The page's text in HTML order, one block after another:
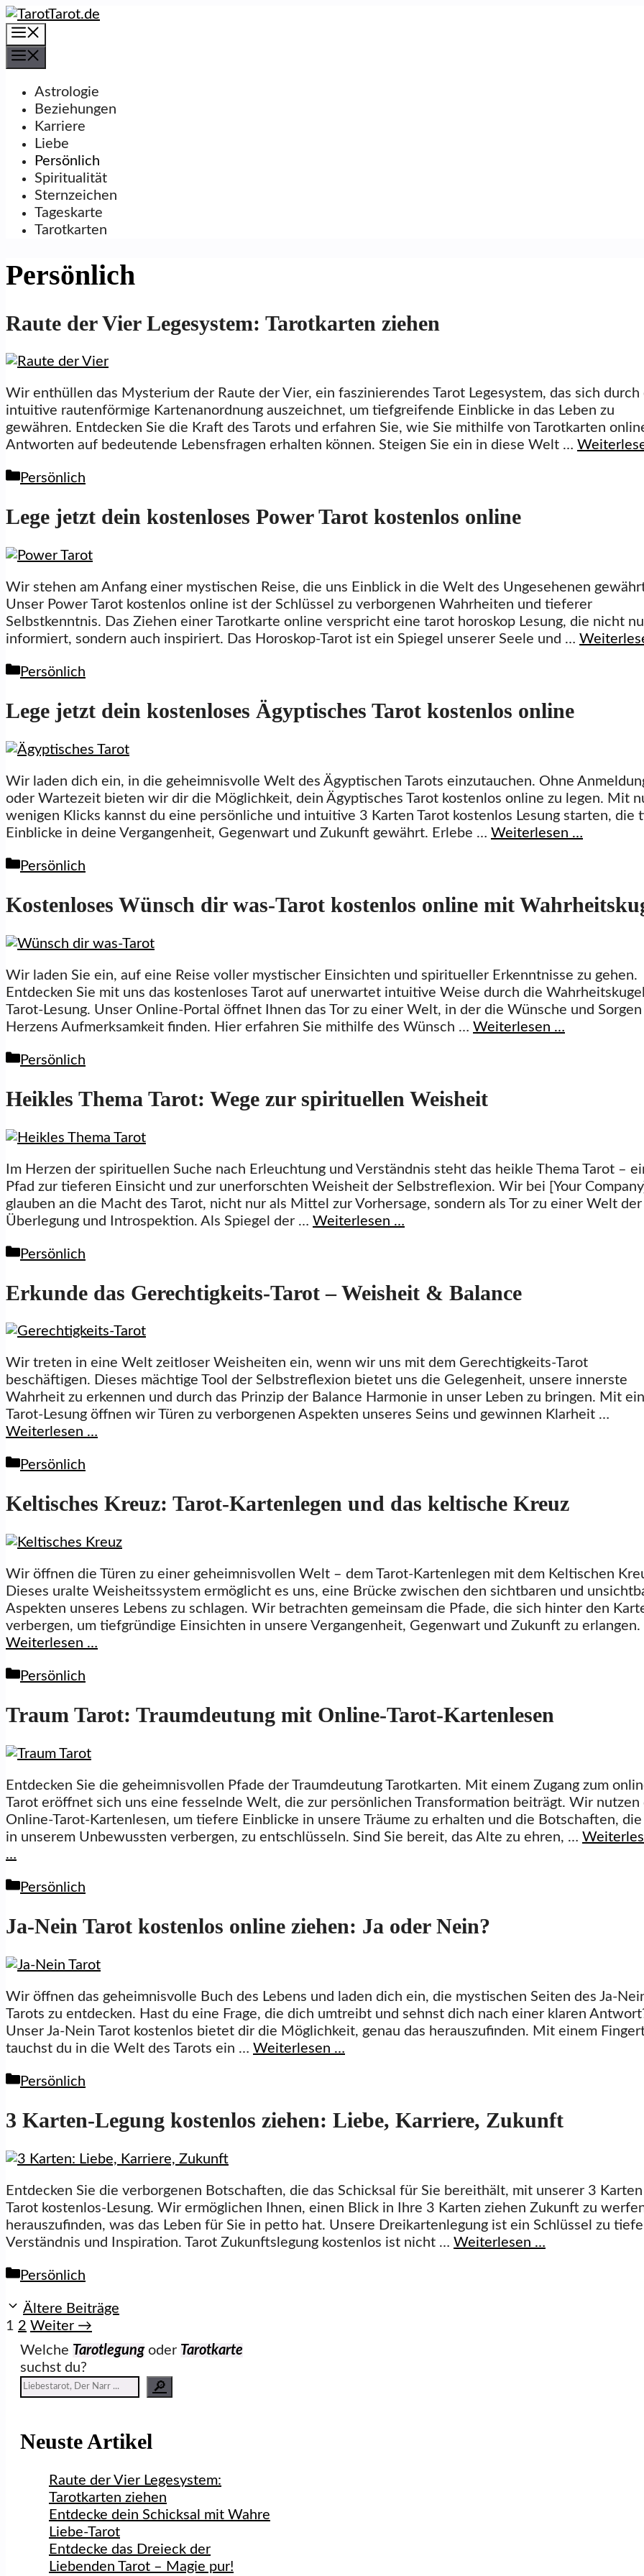
Zum
Inhalt
springen
Astrologie
Beziehungen
Karriere
Liebe
Persönlich
Spiritualität
Sternzeichen
Tageskarte
Tarotkarten
Persönlich
Raute der Vier Legesystem: Tarotkarten ziehen
Wir enthüllen das Mysterium der Raute der Vier, ein faszinierendes Tarot Legesystem, das sich durch
intuitive rautenförmige Kartenanordnung auszeichnet, um tiefgreifende Einblicke in das Leben zu
gewähren. Entdecken Sie die Kraft des Tarots und erfahren Sie, wie Sie mithilfe von Tarotkarten
Antworten auf bedeutende Lebensfragen erhalten können. Steigen Sie ein in diese Welt …
Kategorien
Persönlich
Lege jetzt dein kostenloses Power Tarot kostenlos online
Wir stehen am Anfang einer mystischen Reise, die uns Einblick in die Welt des Ungesehenen
Unser Power Tarot kostenlos online ist der Schlüssel zu verborgenen Wahrheiten und tieferer
Selbstkenntnis. Das Ziehen einer Tarotkarte online verspricht eine tarot horoskop Lesung, die nicht
informiert, sondern auch inspiriert. Das Horoskop-Tarot ist ein Spiegel unserer Seele und …
Kategorien
Persönlich
Lege jetzt dein kostenloses Ägyptisches Tarot kostenlos online
Wir laden dich ein, in die geheimnisvolle Welt des Ägyptischen Tarots einzutauchen. Ohne
oder Wartezeit bieten wir dir die Möglichkeit, dein Ägyptisches Tarot kostenlos online zu legen. Mit
wenigen Klicks kannst du eine persönliche und intuitive 3 Karten Tarot kostenlos Lesung starten, die
Einblicke in deine Vergangenheit, Gegenwart und Zukunft gewährt. Erlebe … Weiterlesen …
Kategorien
Persönlich
Kostenloses Wünsch dir was-Tarot kostenlos online mit
Wir laden Sie ein, auf eine Reise voller mystischer Einsichten und spiritueller Erkenntnisse zu gehen.
Entdecken Sie mit uns das kostenloses Tarot auf unerwartet intuitive Weise durch die Wahrheitskugel
Tarot-Lesung. Unser Online-Portal öffnet Ihnen das Tor zu einer Welt, in der die Wünsche und Sorgen
Herzens Aufmerksamkeit finden. Hier erfahren Sie mithilfe des Wünsch … Weiterlesen …
Kategorien
Persönlich
Heikles Thema Tarot: Wege zur spirituellen Weisheit
Im Herzen der spirituellen Suche nach Erleuchtung und Verständnis steht das heikle Thema Tarot –
Pfad zur tieferen Einsicht und zur unerforschten Weisheit der Selbstreflexion. Wir bei [Your
glauben an die Macht des Tarot, nicht nur als Mittel zur Vorhersage, sondern als Tor zu einer Welt der
Überlegung und Introspektion. Als Spiegel der … Weiterlesen …
Kategorien
Persönlich
Erkunde das Gerechtigkeits-Tarot – Weisheit & Balance
Wir treten in eine Welt zeitloser Weisheiten ein, wenn wir uns mit dem Gerechtigkeits-Tarot
beschäftigen. Dieses mächtige Tool der Selbstreflexion bietet uns die Gelegenheit, unsere innerste
Wahrheit zu erkennen und durch das Prinzip der Balance Harmonie in unser Leben zu bringen. Mit
Tarot-Lesung öffnen wir Türen zu verborgenen Aspekten unseres Seins und gewinnen Klarheit …
Weiterlesen …
Kategorien
Persönlich
Keltisches Kreuz: Tarot-Kartenlegen und das keltische Kreuz
Wir öffnen die Türen zu einer geheimnisvollen Welt – dem Tarot-Kartenlegen mit dem Keltischen
Dieses uralte Weisheitssystem ermöglicht es uns, eine Brücke zwischen den sichtbaren und
Aspekten unseres Lebens zu schlagen. Wir betrachten gemeinsam die Pfade, die sich hinter den
verbergen, um tiefgründige Einsichten in unsere Vergangenheit, Gegenwart und Zukunft zu
Weiterlesen …
Kategorien
Persönlich
Traum Tarot: Traumdeutung mit Online-Tarot-Kartenlesen
Entdecken Sie die geheimnisvollen Pfade der Traumdeutung Tarotkarten. Mit einem Zugang zum
Tarot eröffnet sich uns eine fesselnde Welt, die zur persönlichen Transformation beiträgt. Wir nutzen
Online-Tarot-Kartenlesen, um tiefere Einblicke in unsere Träume zu erhalten und die Botschaften, die
in unserem Unbewussten verbergen, zu entschlüsseln. Sind Sie bereit, das Alte zu ehren, …
…
Kategorien
Persönlich
Ja-Nein Tarot kostenlos online ziehen: Ja oder Nein?
Wir öffnen das geheimnisvolle Buch des Lebens und laden dich ein, die mystischen Seiten des Ja-
Tarots zu entdecken. Hast du eine Frage, die dich umtreibt und sehnst dich nach einer klaren
Unser Ja-Nein Tarot kostenlos bietet dir die Möglichkeit, genau das herauszufinden. Mit einem
tauchst du in die Welt des Tarots ein … Weiterlesen …
Kategorien
Persönlich
3 Karten-Legung kostenlos ziehen: Liebe, Karriere, Zukunft
Entdecken Sie die verborgenen Botschaften, die das Schicksal für Sie bereithält, mit unserer 3 Karten
Tarot kostenlos-Lesung. Wir ermöglichen Ihnen, einen Blick in Ihre 3 Karten ziehen Zukunft zu
herauszufinden, was das Leben für Sie in petto hat. Unsere Dreikartenlegung ist ein Schlüssel zu
Verständnis und Inspiration. Tarot Zukunftslegung kostenlos ist nicht … Weiterlesen …
Kategorien
Persönlich
Ältere Beiträge
Seite
1 Seite
2 Weiter →
Welche Tarotlegungoder Tarotkarte
suchst du?
🔎
Neuste Artikel
Raute der Vier Legesystem:
Tarotkarten ziehen
Entdecke dein Schicksal mit Wahre
Liebe-Tarot
Entdecke das Dreieck der
Liebenden Tarot – Magie pur!